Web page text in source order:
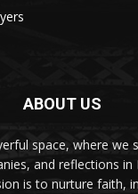
ABOUT US
space, where we
and reflections in
is to nurture faith,